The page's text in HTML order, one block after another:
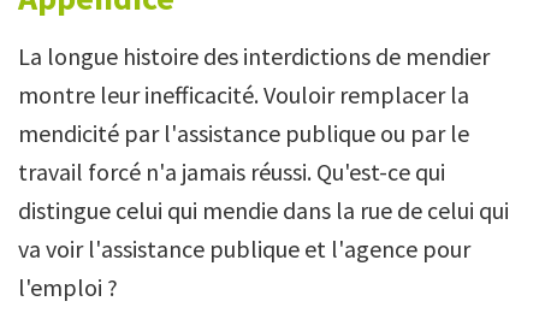
La longue histoire des interdictions de mendier
montre leur inefficacité. Vouloir remplacer la
mendicité par l'assistance publique ou par le
travail forcé n'a jamais réussi. Qu'est-ce qui
distingue celui qui mendie dans la rue de celui qui
va voir l'assistance publique et l'agence pour
l'emploi ?